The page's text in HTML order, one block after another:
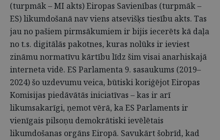
(turpmāk – MI akts) Eiropas Savienības (turpmāk –
ES) likumdošanā nav viens atsevišķs tiesību akts. Tas
jau no pašiem pirmsākumiem ir bijis iecerēts kā daļa
no t.s. digitālās pakotnes, kuras nolūks ir ieviest
zināmu normatīvu kārtību līdz šim visai anarhiskajā
interneta vidē. ES Parlamenta 9. sasaukums (2019–
2024) šo uzdevumu veica, būtiski koriģējot Eiropas
Komisijas piedāvātās iniciatīvas – kas ir arī
likumsakarīgi, ņemot vērā, ka ES Parlaments ir
vienīgais pilsoņu demokrātiski ievēlētais
likumdošanas orgāns Eiropā. Savukārt šobrīd, kad